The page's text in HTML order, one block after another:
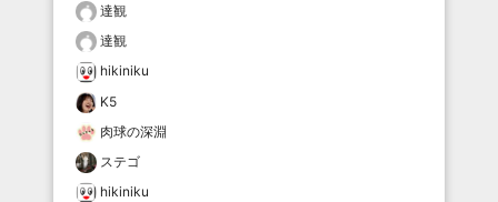
達観
達観
hikiniku
K5
肉球の深淵
ステゴ
hikiniku